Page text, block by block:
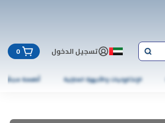
تسجيل الدخول 0
الإلكترونيات والأجهزة المنزلية أطعمة مجمّدة